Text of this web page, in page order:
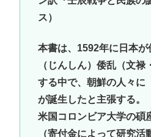
ス）
本書は、1592年に日本が
（じんしん）倭乱（文
する中で、朝鮮の人々に
が誕生したと主張する。
米国コロンビア大学の碩
（寄付金によって研究